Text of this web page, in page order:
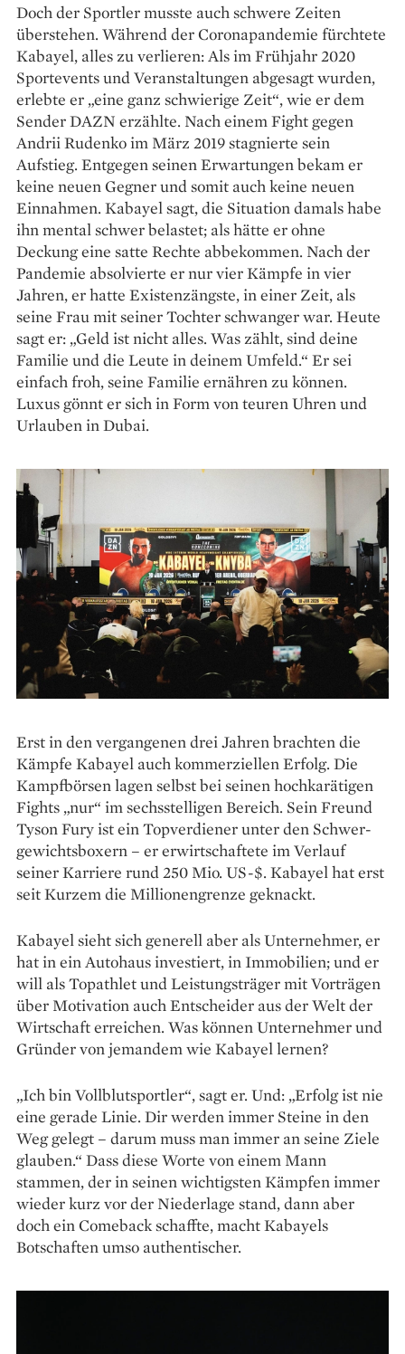
Doch der Sportler musste auch schwere Zeiten
überstehen. Während der Coronapandemie fürchtete
Kabayel, alles zu verlieren: Als im Frühjahr 2020
Sportevents und Veranstaltungen abgesagt wurden,
erlebte er „eine ganz schwierige Zeit“, wie er dem
Sender DAZN erzählte. Nach einem Fight gegen
Andrii Rudenko im März 2019 stagnierte sein
Aufstieg. Entgegen seinen Erwartungen bekam er
keine neuen Gegner und somit auch keine neuen
Einnahmen. Kabayel sagt, die Situation damals habe
ihn mental schwer belastet; als hätte er ohne
Deckung eine satte Rechte abbekommen. Nach der
Pandemie absolvierte er nur vier Kämpfe in vier
Jahren, er hatte Existenzängste, in einer Zeit, als
seine Frau mit seiner Tochter schwanger war. Heute
sagt er: „Geld ist nicht alles. Was zählt, sind deine
Familie und die Leute in deinem Umfeld.“ Er sei
einfach froh, seine Familie ernähren zu können.
Luxus gönnt er sich in Form von teuren Uhren und
Urlauben in Dubai.
Erst in den vergangenen drei Jahren brachten die
Kämpfe Kabayel auch kommerziellen Erfolg. Die
Kampfbörsen lagen selbst bei seinen hochkarätigen
Fights „nur“ im sechsstelligen Bereich. Sein Freund
Tyson Fury ist ein Topverdiener unter den Schwer­
gewichtsboxern – er erwirtschaftete im Verlauf
seiner Karriere rund 250 Mio. US-$. Kabayel hat erst
seit Kurzem die Millionengrenze geknackt.
Kabayel sieht sich generell aber als Unternehmer, er
hat in ein Autohaus investiert, in Immobilien; und er
will als Topathlet und Leistungsträger mit Vorträgen
über Motivation auch Entscheider aus der Welt der
Wirtschaft erreichen. Was können Unternehmer und
Gründer von jemandem wie Kabayel lernen?
„Ich bin Vollblutsportler“, sagt er. Und: „Erfolg ist nie
eine gerade Linie. Dir werden immer Steine in den
Weg gelegt – darum muss man immer an seine Ziele
glauben.“ Dass diese Worte von einem Mann
stammen, der in seinen wichtigsten Kämpfen immer
wieder kurz vor der Niederlage stand, dann aber
doch ein Comeback schaffte, macht Kabayels
Botschaften umso authentischer.